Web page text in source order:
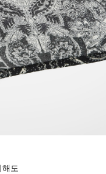
도